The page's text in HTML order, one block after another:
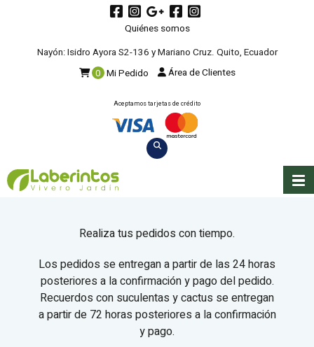
Quiénes somos
Nayón: Isidro Ayora S2-136 y Mariano Cruz. Quito, Ecuador
0 Mi Pedido Área de Clientes
Aceptamos tarjetas de crédito
Realiza tus pedidos con tiempo.
Los pedidos se entregan a partir de las 24 horas
posteriores a la confirmación y pago del pedido.
Recuerdos con suculentas y cactus se entregan
a partir de 72 horas posteriores a la confirmación
y pago.